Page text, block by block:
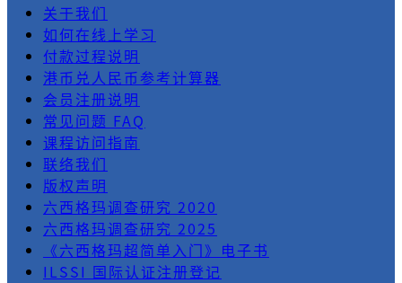
关于我们
如何在线上学习
付款过程说明
港币兑人民币参考计算器
会员注册说明
常见问题 FAQ
课程访问指南
联络我们
版权声明
六西格玛调查研究 2020
六西格玛调查研究 2025
《六西格玛超简单入门》电子书
ILSSI 国际认证注册登记